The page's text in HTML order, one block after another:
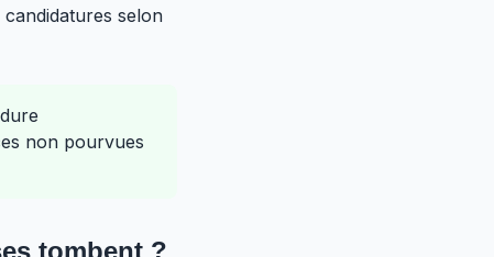
selon
non pourvues